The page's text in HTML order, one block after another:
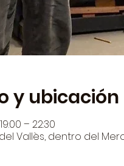
y ubicación
– 22:30
Vallès, dentro del